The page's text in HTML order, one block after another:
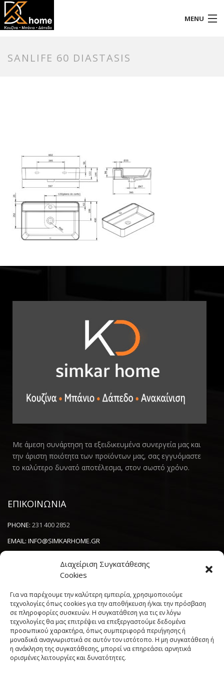
Διαχείριση Συγκατάθεσης
Cookies
Για να παρέχουμε την καλύτερη εμπειρία, χρησιμοποιούμε
τεχνολογίες όπως cookies για την αποθήκευση ή/και την πρόσβαση
σε πληροφορίες συσκευών. Η συγκατάθεση για τις εν λόγω
τεχνολογίες θα μας επιτρέψει να επεξεργαστούμε δεδομένα
προσωπικού χαρακτήρα, όπως συμπεριφορά περιήγησης ή
μοναδικά αναγνωριστικά σε αυτόν τον ιστότοπο. Η μη συγκατάθεση ή
η ανάκληση της συγκατάθεσης, μπορεί να επηρεάσει αρνητικά
ορισμένες λειτουργίες και δυνατότητες.
MENU
SANLIFE 60 DIASTASIS
Με άμεση συνάρτηση τα εξειδικευμένα συνεργεία μας και
την άριστη ποιότητα των προϊόντων μας, σας εγγυόμαστε
το καλύτερο δυνατό αποτέλεσμα, στον σωστό χρόνο.
ΕΠΙΚΟΙΝΩΝΙΑ
PHONE: 231 400 2852
EMAIL: INFO@SIMKARHOME.GR
NEWSLETTER
----------------------